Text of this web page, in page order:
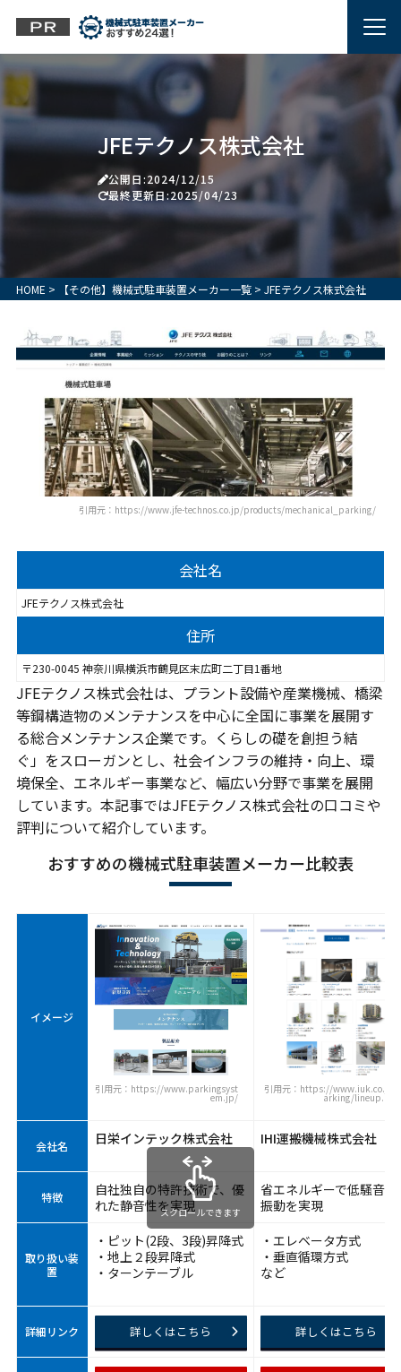
JFEテクノス株式会社
公開日:2024/12/15
最終更新日:2025/04/23
HOME > 【その他】機械式駐車装置メーカー一覧> JFEテクノス株式会社
引用元：https://www.jfe-technos.co.jp/products/mechanical_parking/
会社名
JFEテクノス株式会社
住所
〒230-0045 神奈川県横浜市鶴見区末広町二丁目1番地
JFEテクノス株式会社は、プラント設備や産業機械、橋梁
等鋼構造物のメンテナンスを中心に全国に事業を展開す
る総合メンテナンス企業です。くらしの礎を創担う結
ぐ」をスローガンとし、社会インフラの維持・向上、環
境保全、エネルギー事業など、幅広い分野で事業を展開
しています。本記事ではJFEテクノス株式会社の口コミや
評判について紹介しています。
おすすめの機械式駐車装置メーカー比較表
イメージ
引用元：https://www.parkingsyst
em.jp/
引用元：https://www.iuk.co.jp/
arking/
会社名 日栄インテック株式会社 IHI運搬機械株式会社
特徴
自社独自の特許技術で、優
れた静音性を実現
省エネルギーで低騒音・
振動を実現
取り扱い装
置
・ピット(2段、3段)昇降式
・地上２段昇降式
・ターンテーブル
・エレベータ方式
・垂直循環方式
など
詳細リンク 詳しくはこちら 詳しくはこちら
スクロールできます